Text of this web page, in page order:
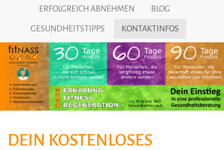
ERFOLGREICH ABNEHMEN BLOG
GESUNDHEITSTIPPS KONTAKTINFOS
DEIN KOSTENLOSES